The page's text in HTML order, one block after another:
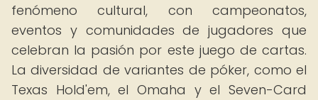
fenómeno cultural, con campeonatos,
eventos y comunidades de jugadores que
celebran la pasión por este juego de cartas.
La diversidad de variantes de póker, como el
Texas Hold'em, el Omaha y el Seven-Card